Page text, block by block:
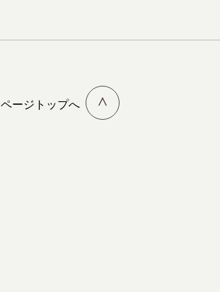
ページトップへ